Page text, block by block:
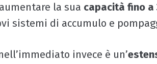
la sua capacità fino a
sistemi di accumulo e
invece è un’